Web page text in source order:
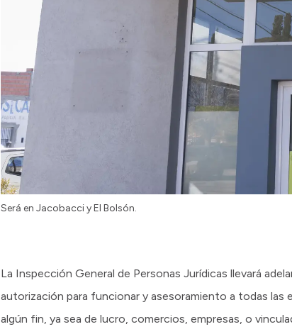
Será en Jacobacci y El Bolsón.
La Inspección General de Personas Jurídicas llevará
autorización para funcionar y asesoramiento a todas
algún fin, ya sea de lucro, comercios, empresas, o